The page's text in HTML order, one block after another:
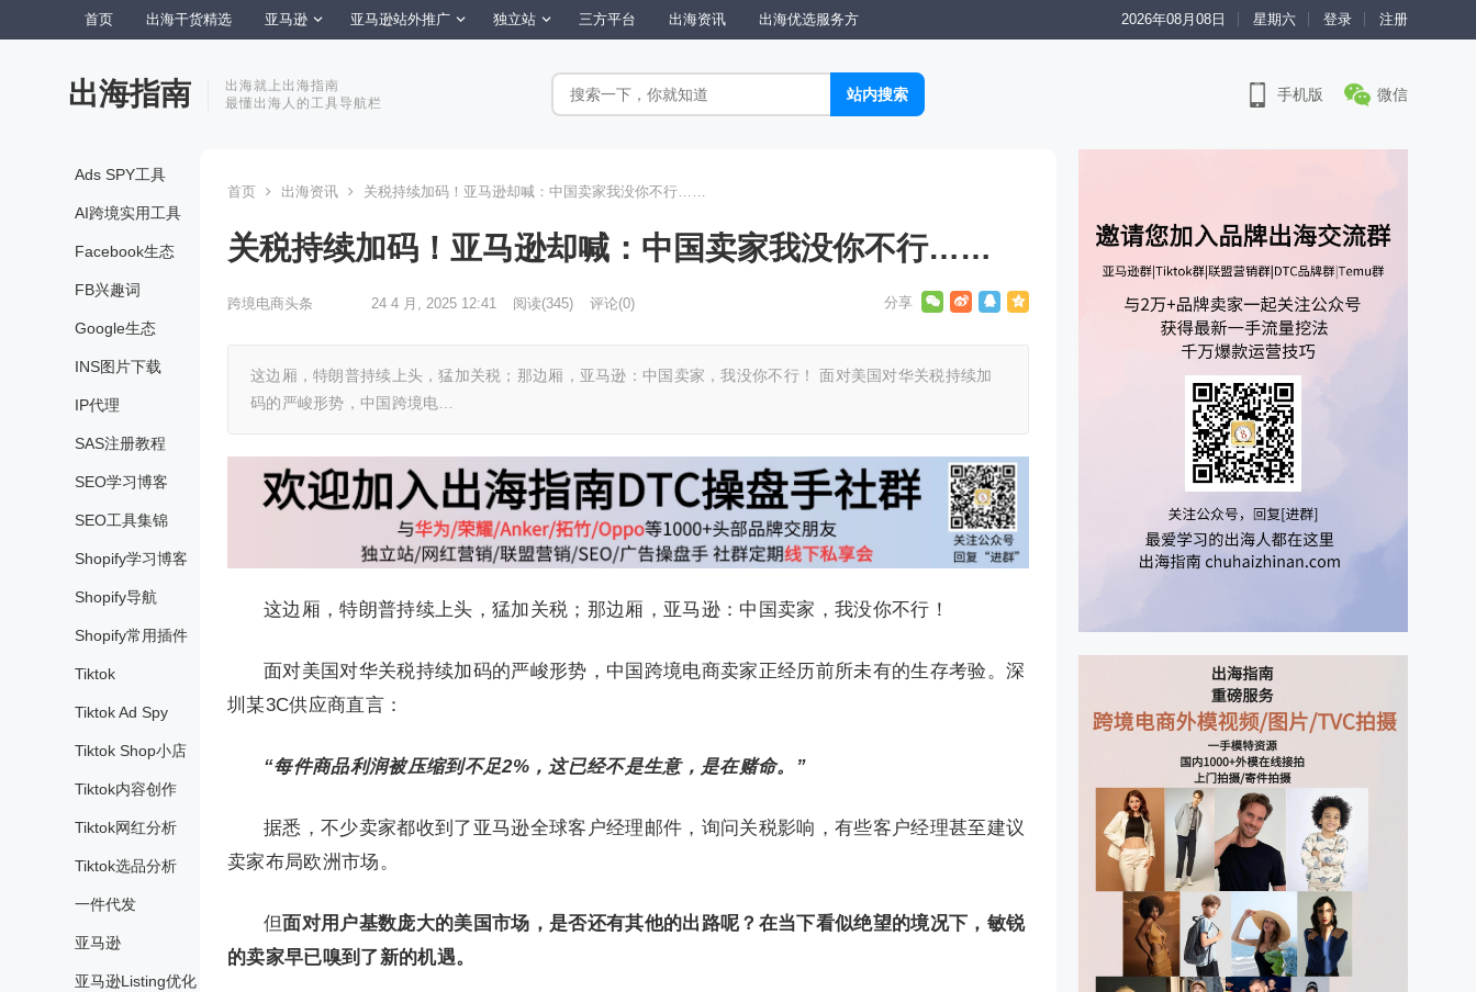
首页 出海干货精选 亚马逊 亚马逊站外推广 独立站 三方平台 出海资讯 出海优选服务方 2026年08月08日 星期六 登录 注册
出海指南
出海就上出海指南
最懂出海人的工具导航栏
手机版 微信
Ads SPY工具
AI跨境实用工具
Facebook生态
FB兴趣词
Google生态
INS图片下载
IP代理
SAS注册教程
SEO学习博客
SEO工具集锦
Shopify学习博客
Shopify导航
Shopify常用插件
Tiktok
Tiktok Ad Spy
Tiktok Shop小店
Tiktok内容创作
Tiktok网红分析
Tiktok选品分析
一件代发
亚马逊
亚马逊Listing优化
首页 出海资讯 关税持续加码！亚马逊却喊：中国卖家我没你不行……
关税持续加码！亚马逊却喊：中国卖家我没你不行……
跨境电商头条 24 4 月, 2025 12:41 阅读(345) 评论(0)
这边厢，特朗普持续上头，猛加关税；那边厢，亚马逊：中国卖家，我没你不行！ 面对美国对华关税持续加
码的严峻形势，中国跨境电…
这边厢，特朗普持续上头，猛加关税；那边厢，亚马逊：中国卖家，我没你不行！
面对美国对华关税持续加码的严峻形势，中国跨境电商卖家正经历前所未有的生存考验。深
圳某3C供应商直言：
“每件商品利润被压缩到不足2%，这已经不是生意，是在赌命。”
据悉，不少卖家都收到了亚马逊全球客户经理邮件，询问关税影响，有些客户经理甚至建议
卖家布局欧洲市场。
但面对用户基数庞大的美国市场，是否还有其他的出路呢？在当下看似绝望的境况下，敏锐
的卖家早已嗅到了新的机遇。